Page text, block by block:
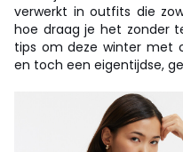
verwerkt in outfits die
hoe draag je het zonder
tips om deze winter met
en toch een eigentijdse,